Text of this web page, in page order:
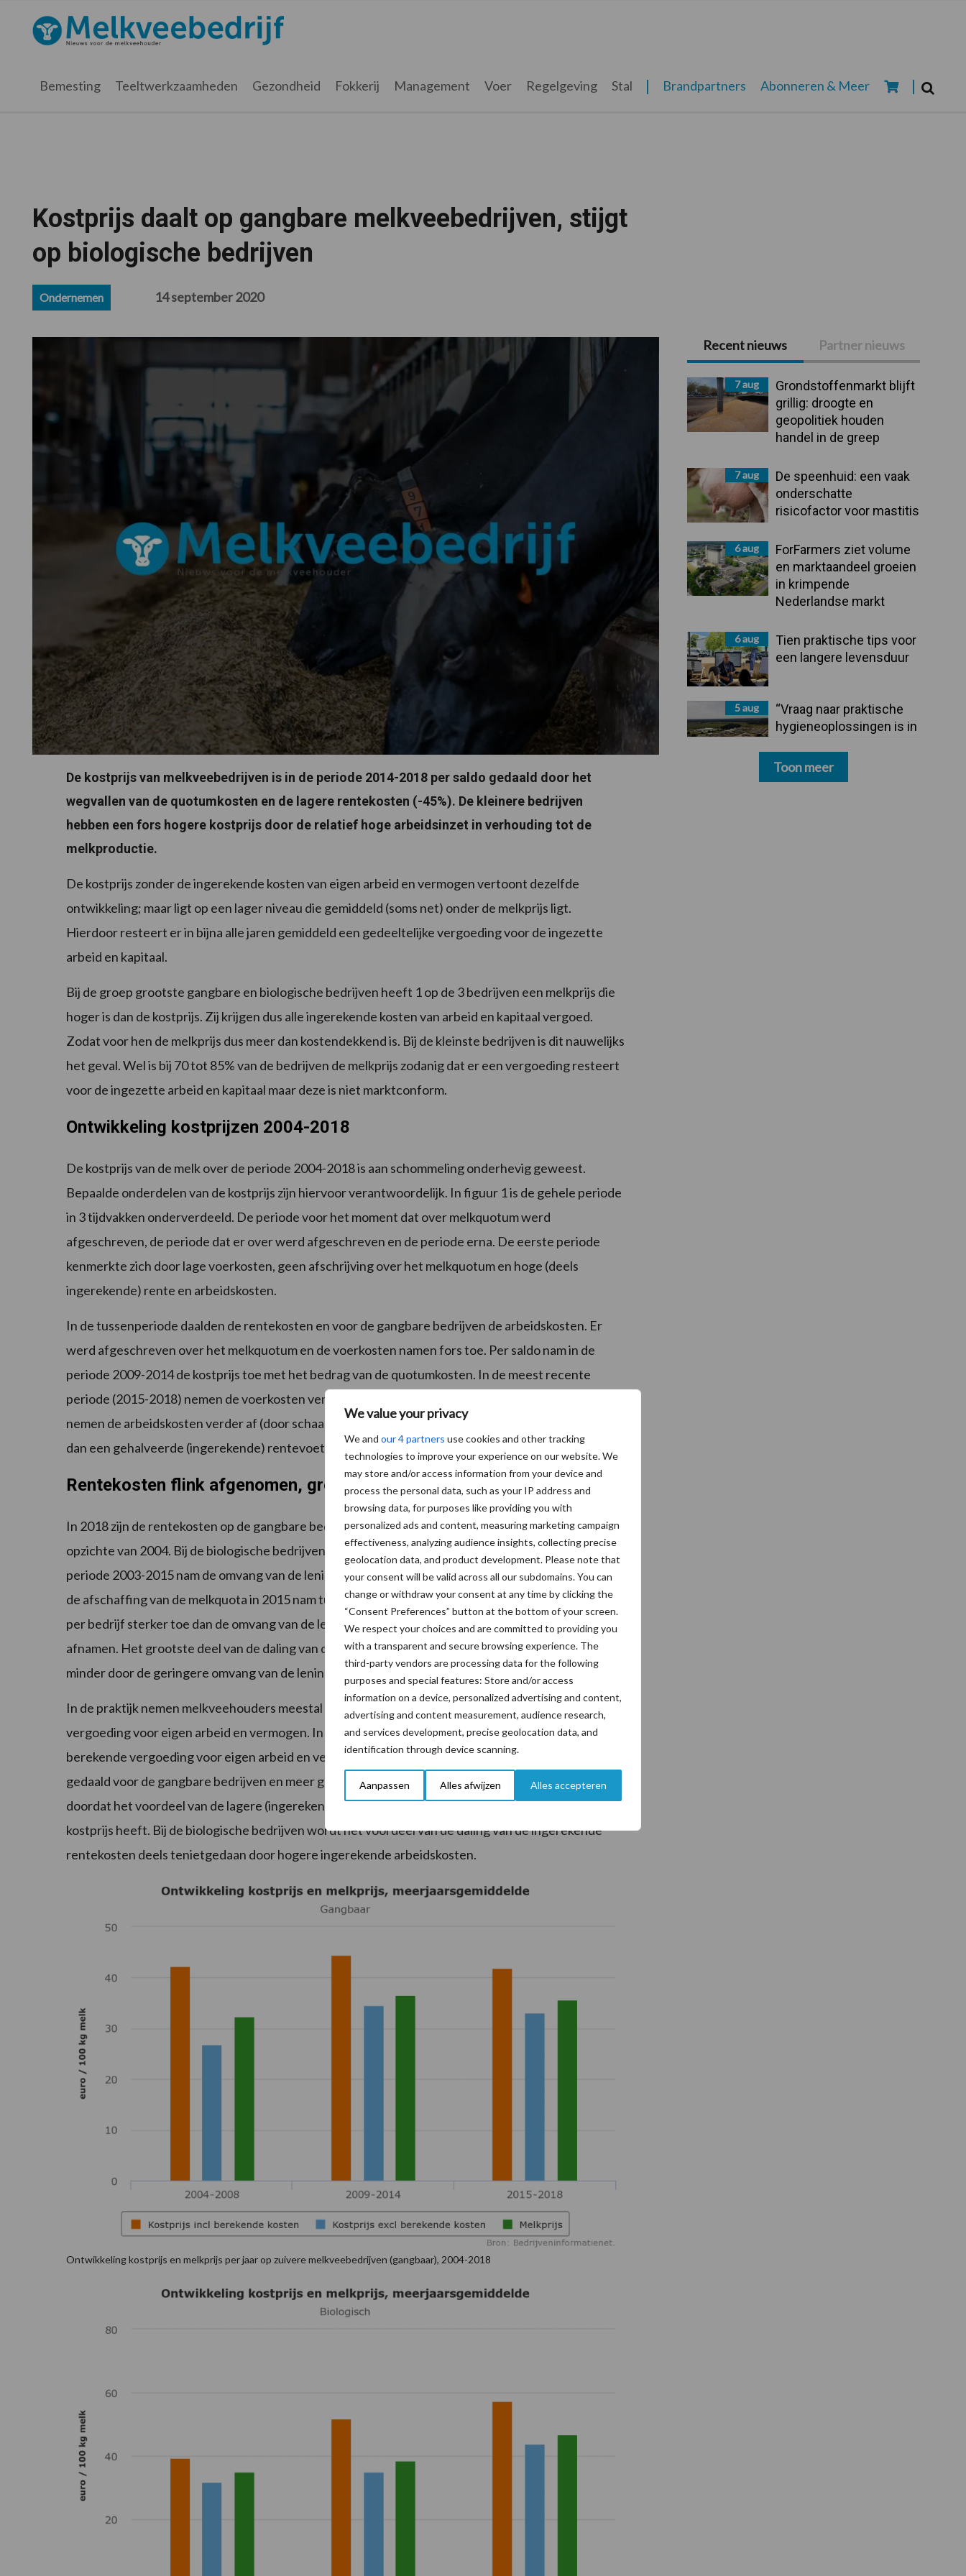
We value your privacy
We and our 4 partners use cookies and other tracking
technologies to improve your experience on our website. We
may store and/or access information from your device and
process the personal data, such as your IP address and
browsing data, for purposes like providing you with
personalized ads and content, measuring marketing campaign
effectiveness, analyzing audience insights, collecting precise
geolocation data, and product development. Please note that
your consent will be valid across all our subdomains. You can
change or withdraw your consent at any time by clicking the
“Consent Preferences” button at the bottom of your screen.
We respect your choices and are committed to providing you
with a transparent and secure browsing experience. The
third-party vendors are processing data for the following
purposes and special features: Store and/or access
information on a device, personalized advertising and content,
advertising and content measurement, audience research,
and services development, precise geolocation data, and
identification through device scanning.
Aanpassen Alles afwijzen Alles accepteren
hoofdnavigatie
hoofd
eerste
voettekst
Melkveebedrijf.nl
Bemesting Teeltwerkzaamheden Gezondheid Fokkerij Management Voer Regelgeving Stal Brandpartners Abonneren & Meer
Kostprijs daalt op gangbare melkveebedrijven, stijgt
op biologische bedrijven
Ondernemen 14 september 2020
De kostprijs van melkveebedrijven is in de periode 2014-2018 per saldo gedaald door het
wegvallen van de quotumkosten en de lagere rentekosten (-45%). De kleinere bedrijven
hebben een fors hogere kostprijs door de relatief hoge arbeidsinzet in verhouding tot de
melkproductie.
De kostprijs zonder de ingerekende kosten van eigen arbeid en vermogen vertoont dezelfde
ontwikkeling; maar ligt op een lager niveau die gemiddeld (soms net) onder de melkprijs ligt.
Hierdoor resteert er in bijna alle jaren gemiddeld een gedeeltelijke vergoeding voor de ingezette
arbeid en kapitaal.
Bij de groep grootste gangbare en biologische bedrijven heeft 1 op de 3 bedrijven een melkprijs die
hoger is dan de kostprijs. Zij krijgen dus alle ingerekende kosten van arbeid en kapitaal vergoed.
Zodat voor hen de melkprijs dus meer dan kostendekkend is. Bij de kleinste bedrijven is dit nauwelijks
het geval. Wel is bij 70 tot 85% van de bedrijven de melkprijs zodanig dat er een vergoeding resteert
voor de ingezette arbeid en kapitaal maar deze is niet marktconform.
Ontwikkeling kostprijzen 2004-2018
De kostprijs van de melk over de periode 2004-2018 is aan schommeling onderhevig geweest.
Bepaalde onderdelen van de kostprijs zijn hiervoor verantwoordelijk. In figuur 1 is de gehele periode
in 3 tijdvakken onderverdeeld. De periode voor het moment dat over melkquotum werd
afgeschreven, de periode dat er over werd afgeschreven en de periode erna. De eerste periode
kenmerkte zich door lage voerkosten, geen afschrijving over het melkquotum en hoge (deels
ingerekende) rente en arbeidskosten.
In de tussenperiode daalden de rentekosten en voor de gangbare bedrijven de arbeidskosten. Er
werd afgeschreven over het melkquotum en de voerkosten namen fors toe. Per saldo nam in de
periode 2009-2014 de kostprijs toe met het bedrag van de quotumkosten. In de meest recente
periode (2015-2018) nemen de voerkosten verder toe (met name bij de biologische bedrijven) en
nemen de arbeidskosten verder af (door schaalvergroting) evenals de rentekosten door de meer
dan een gehalveerde (ingerekende) rentevoet op machines, werktuigen en gebouwen.
Rentekosten flink afgenomen, groei melkproductie sterk toegenomen
In 2018 zijn de rentekosten op de gangbare bedrijven per 100 kg melk afgenomen met bijna 80% ten
opzichte van 2004. Bij de biologische bedrijven was de teruggang met 70% iets geringer. Over de
periode 2003-2015 nam de omvang van de leningen per eenheid melk toe met bijna een kwart. Door
de afschaffing van de melkquota in 2015 nam tussen 2015 en 2018 de groei van de melkproductie
per bedrijf sterker toe dan de omvang van de leningen zodat de schulden per eenheid melk met 6%
afnamen. Het grootste deel van de daling van de rentekosten komt dus door de lagere rentevoet en
minder door de geringere omvang van de leningen per eenheid melk.
In de praktijk nemen melkveehouders meestal genoegen met een lagere dan marktconforme
vergoeding voor eigen arbeid en vermogen. In de figuur is daarom ook de kostprijs exclusief de
berekende vergoeding voor eigen arbeid en vermogen weergegeven. Deze kostprijs is minder
gedaald voor de gangbare bedrijven en meer gestegen voor de biologische bedrijven. Dit komt
doordat het voordeel van de lagere (ingerekende) rente- en arbeidskosten geen invloed op deze
kostprijs heeft. Bij de biologische bedrijven wordt het voordeel van de daling van de ingerekende
rentekosten deels tenietgedaan door hogere ingerekende arbeidskosten.
Ontwikkeling kostprijs en melkprijs per jaar op zuivere melkveebedrijven (gangbaar), 2004-2018
Primaire
Sidebar
Recent nieuws Partner nieuws
7 aug
Grondstoffenmarkt blijft
grillig: droogte en
geopolitiek houden
handel in de greep
7 aug
De speenhuid: een vaak
onderschatte
risicofactor voor mastitis
6 aug
ForFarmers ziet volume
en marktaandeel groeien
in krimpende
Nederlandse markt
6 aug
Tien praktische tips voor
een langere levensduur
5 aug
“Vraag naar praktische
hygieneoplossingen is in
Toon meer